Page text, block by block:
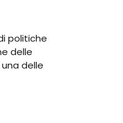
politiche
delle
delle